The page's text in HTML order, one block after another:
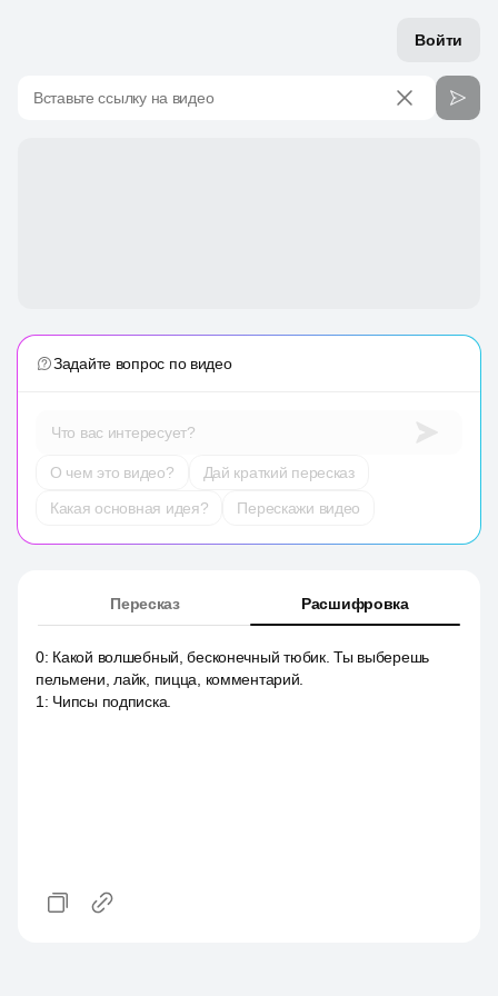
Войти
Вставьте ссылку на видео
Задайте вопрос по видео
Что вас интересует?
О чем это видео?
Дай краткий пересказ
Какая основная идея?
Перескажи видео
Пересказ Расшифровка
0: Какой волшебный, бесконечный тюбик. Ты выберешь
пельмени, лайк, пицца, комментарий.
1 : Чипсы подписка.